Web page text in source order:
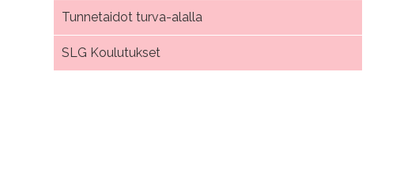
Tunnetaidot turva-alalla
SLG Koulutukset